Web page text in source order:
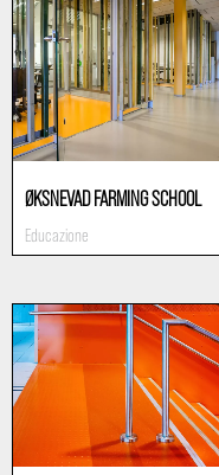
ØKSNEVAD FARMING SCHOOL
Educazione